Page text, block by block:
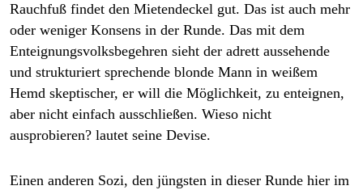
Rauchfuß findet den Mietendeckel gut. Das ist auch mehr
oder weniger Konsens in der Runde. Das mit dem
Enteignungsvolksbegehren sieht der ­adrett aussehende
und strukturiert sprechende blonde Mann in weißem
Hemd skeptischer, er will die Möglichkeit, zu enteignen,
aber nicht einfach ausschließen. Wieso nicht
ausprobieren? lautet seine Devise.
Einen anderen Sozi, den jüngsten in dieser Runde hier im